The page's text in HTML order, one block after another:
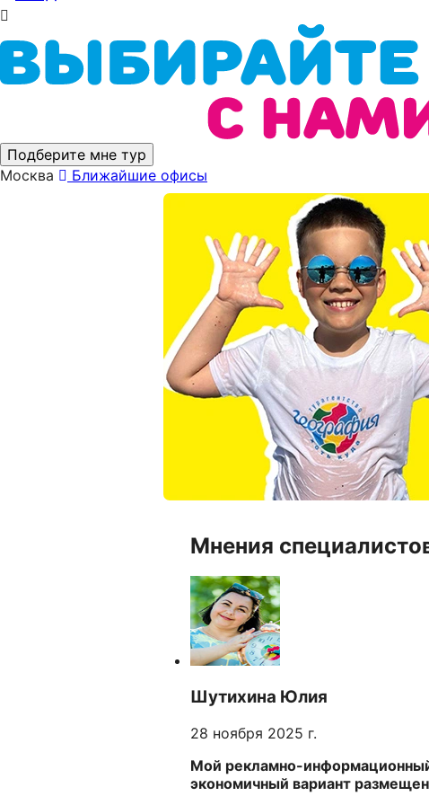
Подберите мне тур
Москва
Ближайшие офисы
Мнения
Шутихина Юлия
28 ноября 2025 г.
Мой рекламно-
экономичный вариант